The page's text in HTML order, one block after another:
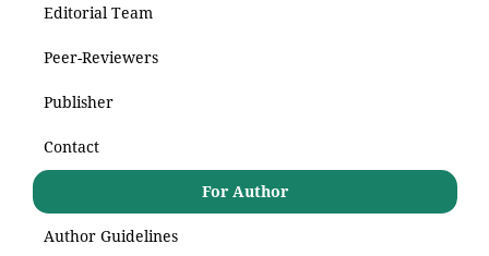
Editorial Team
Peer-Reviewers
Publisher
Contact
For Author
Author Guidelines